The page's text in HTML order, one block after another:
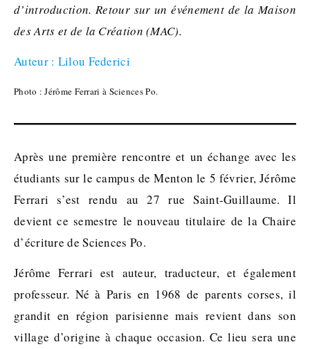
d’introduction. Retour sur un événement de la Maison
des Arts et de la Création (MAC).
Auteur : Lilou Federici
Photo : Jérôme Ferrari à Sciences Po.
Après une première rencontre et un échange avec les
étudiants sur le campus de Menton le 5 février, Jérôme
Ferrari s’est rendu au 27 rue Saint-Guillaume. Il
devient ce semestre le nouveau titulaire de la Chaire
d’écriture de Sciences Po.
Jérôme Ferrari est auteur, traducteur, et également
professeur. Né à Paris en 1968 de parents corses, il
grandit en région parisienne mais revient dans son
village d’origine à chaque occasion. Ce lieu sera une